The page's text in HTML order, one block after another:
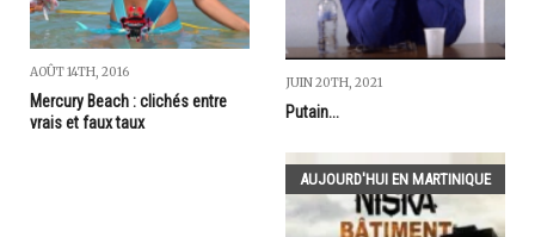
AOÛT 14TH, 2016
Mercury Beach : clichés entre
vrais et faux taux
JUIN 20TH, 2021
Putain...
AUJOURD'HUI EN MARTINIQUE